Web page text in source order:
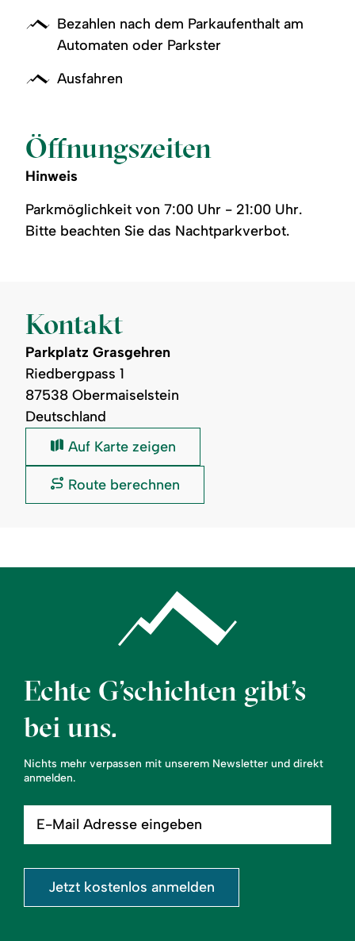
Bezahlen nach dem Parkaufenthalt am
Automaten oder Parkster
Ausfahren
Öffnungszeiten
Hinweis
Parkmöglichkeit von 7:00 Uhr - 21:00 Uhr.
Bitte beachten Sie das Nachtparkverbot.
Kontakt
Parkplatz Grasgehren
Riedbergpass 1
87538 Obermaiselstein
Deutschland
Parkplatz
Auf Karte zeigen
Parkplatz
Route berechnen
Echte G’schichten gibt’s
bei uns.
Nichts mehr verpassen mit unserem Newsletter und direkt
anmelden.
Mail
eingeben
Jetzt kostenlos anmelden